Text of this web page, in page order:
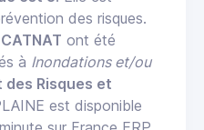
des risques.
ont été
à Inondations et/ou
des Risques et
est disponible